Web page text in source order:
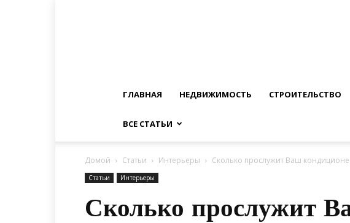
ГЛАВНАЯ НЕДВИЖИМОСТЬ СТРОИТЕЛЬСТВО
ВСЕ СТАТЬИ
Домой Статьи Интерьеры Сколько прослужит Ваш
Статьи Интерьеры
Сколько прослужит